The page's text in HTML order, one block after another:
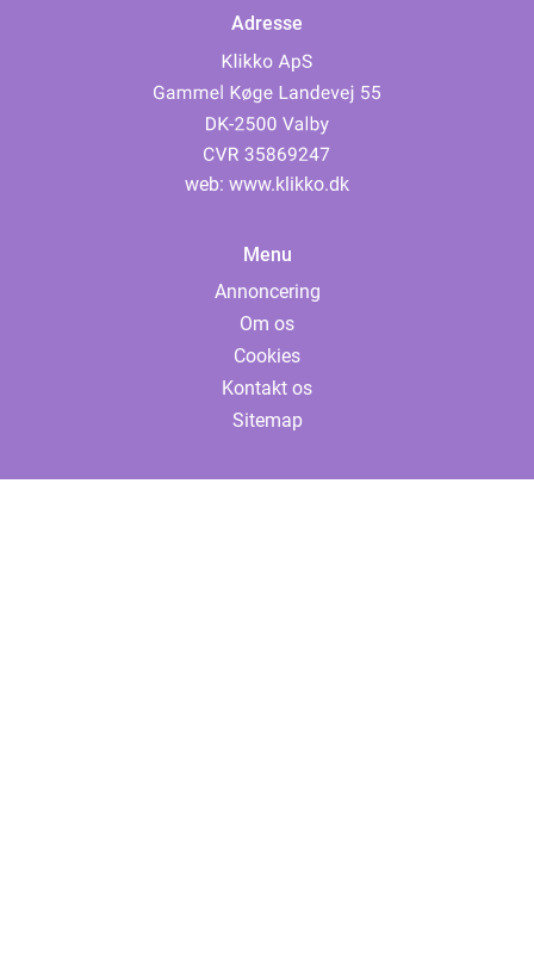
Adresse
web: www.klikko.dk
Menu
Annoncering
Om os
Cookies
Kontakt os
Sitemap